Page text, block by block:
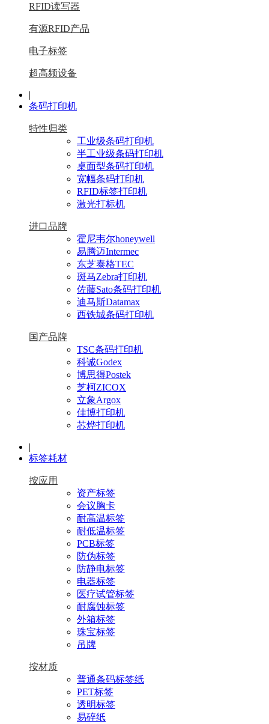
RFID读写器
有源RFID产品
电子标签
超高频设备
|
条码打印机
特性归类
工业级条码打印机
半工业级条码打印机
桌面型条码打印机
宽幅条码打印机
RFID标签打印机
激光打标机
进口品牌
霍尼韦尔honeywell
易腾迈Intermec
东芝泰格TEC
斑马Zebra打印机
佐藤Sato条码打印机
迪马斯Datamax
西铁城条码打印机
国产品牌
TSC条码打印机
科诚Godex
博思得Postek
芝柯ZICOX
立象Argox
佳博打印机
芯烨打印机
|
标签耗材
按应用
资产标签
会议胸卡
耐高温标签
耐低温标签
PCB标签
防伪标签
防静电标签
电器标签
医疗试管标签
耐腐蚀标签
外箱标签
珠宝标签
吊牌
按材质
普通条码标签纸
PET标签
透明标签
易碎纸